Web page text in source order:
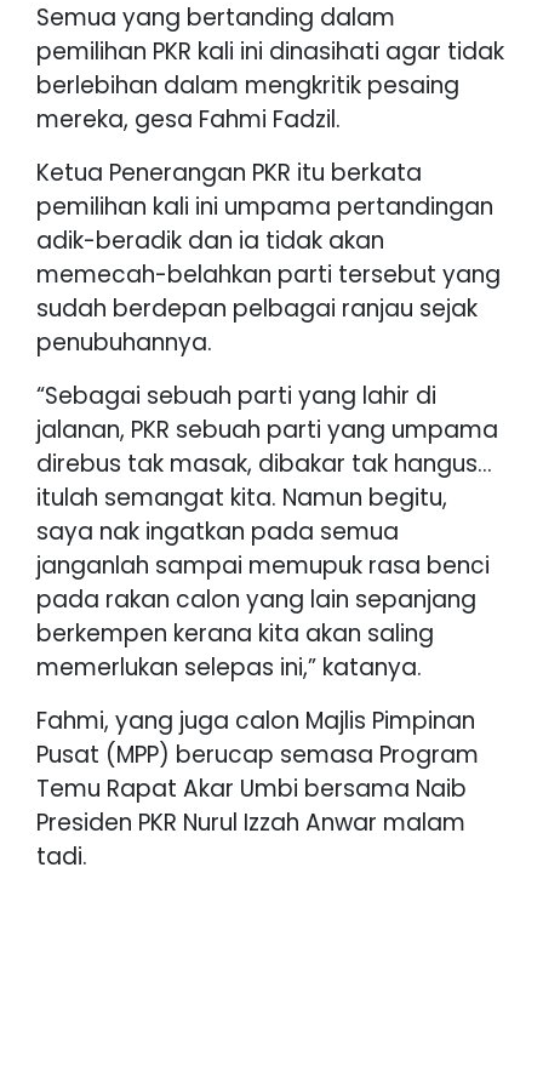
Semua yang bertanding dalam
pemilihan PKR kali ini dinasihati agar tidak
berlebihan dalam mengkritik pesaing
mereka, gesa Fahmi Fadzil.
Ketua Penerangan PKR itu berkata
pemilihan kali ini umpama pertandingan
adik-beradik dan ia tidak akan
memecah-belahkan parti tersebut yang
sudah berdepan pelbagai ranjau sejak
penubuhannya.
“Sebagai sebuah parti yang lahir di
jalanan, PKR sebuah parti yang umpama
direbus tak masak, dibakar tak hangus…
itulah semangat kita. Namun begitu,
saya nak ingatkan pada semua
janganlah sampai memupuk rasa benci
pada rakan calon yang lain sepanjang
berkempen kerana kita akan saling
memerlukan selepas ini,” katanya.
Fahmi, yang juga calon Majlis Pimpinan
Pusat (MPP) berucap semasa Program
Temu Rapat Akar Umbi bersama Naib
Presiden PKR Nurul Izzah Anwar malam
tadi.